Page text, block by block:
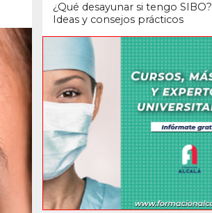
¿Qué desayunar si tengo SIBO?
Ideas y consejos prácticos